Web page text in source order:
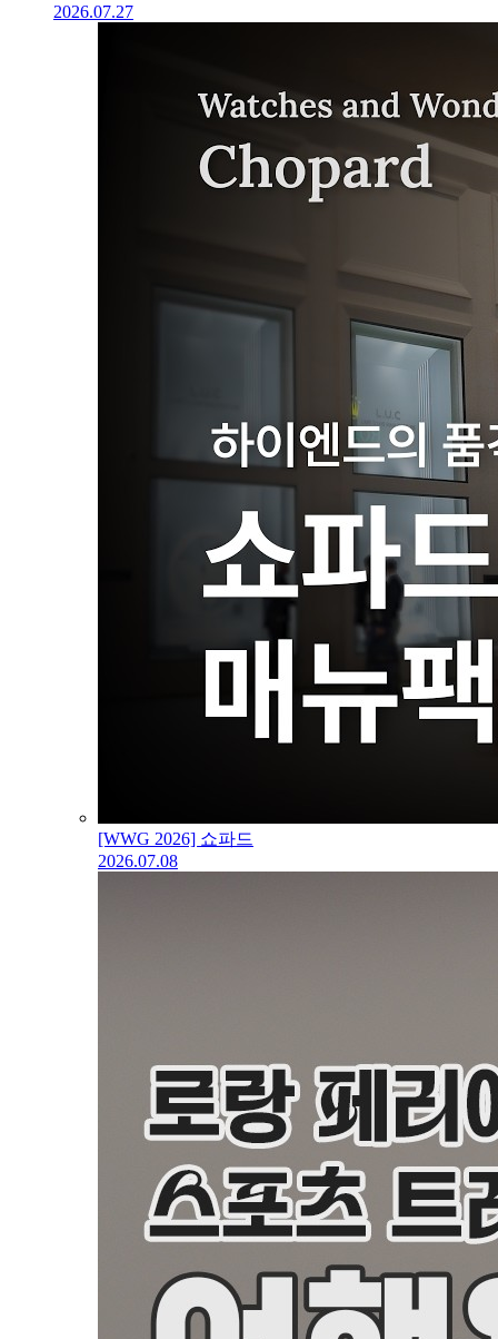
2026.07.27
[WWG 2026] 쇼파드
2026.07.08